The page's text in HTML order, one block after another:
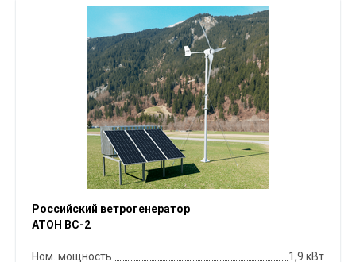
Российский ветрогенератор
АТОН ВС-2
Ном. мощность
1,9 кВт